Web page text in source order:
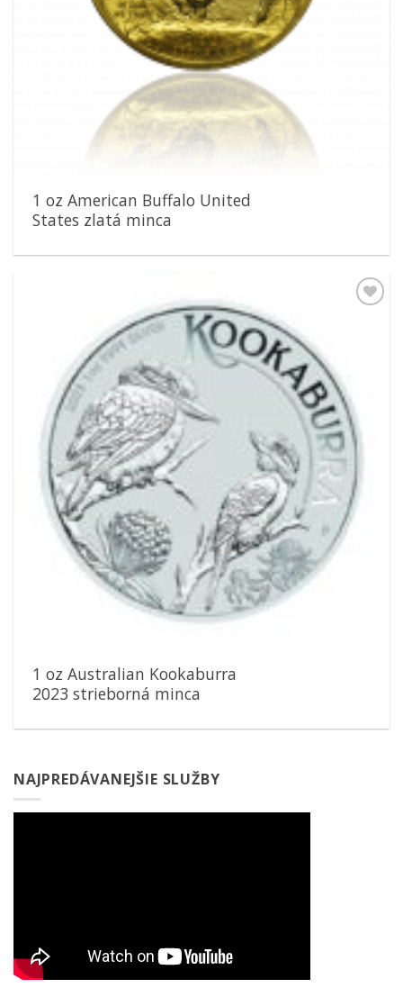
1 oz American Buffalo United
States zlatá minca
1 oz Australian Kookaburra
2023 strieborná minca
NAJPREDÁVANEJŠIE SLUŽBY